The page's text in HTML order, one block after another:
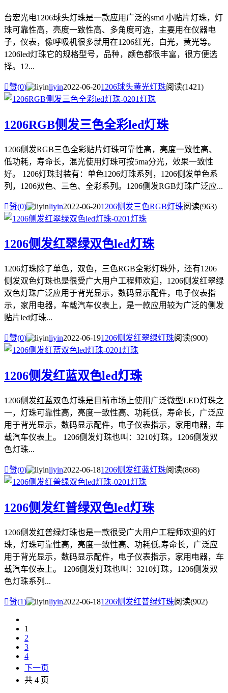
台宏光电1206球头灯珠是一款应用广泛的smd 小贴片灯珠，灯
珠可靠性高，亮度一致性高、多角度可选，主要用在仪器电
子，仪表，像呼吸机很多就用在1206红光，白光，黄光等。
1206led灯珠它的规格型号，品种，颜色都很丰富，很方便选
择。12...
赞(0) liyin2022-06-201206球头黄光灯珠阅读(1421)
1206RGB侧发三色全彩led灯珠
1206侧发RGB三色全彩贴片灯珠可靠性高，亮度一致性高、
低功耗，寿命长，混光使用灯珠可按5ma分光，效果一致性
好。 1206灯珠封装有：单色1206灯珠系列，1206侧发单色系
列，1206双色、三色、全彩系列。1206侧发RGB灯珠广泛应...
赞(0) liyin2022-06-201206侧发三色RGB灯珠阅读(963)
1206侧发红翠绿双色led灯珠
1206灯珠除了单色，双色，三色RGB全彩灯珠外，还有1206
侧发双色灯珠也是很受广大用户工程师欢迎，1206侧发红翠绿
双色灯珠广泛应用于背光显示，数码显示配件，电子仪表指
示，家用电器，车载汽车仪表上，是一款应用较为广泛的侧发
贴片led灯珠...
赞(0) liyin2022-06-191206侧发红翠绿灯珠阅读(900)
1206侧发红蓝双色led灯珠
1206侧发红蓝双色灯珠是目前市场上使用广泛微型LED灯珠之
一，灯珠可靠性高，亮度一致性高、功耗低，寿命长，广泛应
用于背光显示，数码显示配件，电子仪表指示，家用电器，车
载汽车仪表上。 1206侧发灯珠也叫：3210灯珠，1206侧发双
色灯珠...
赞(0) liyin2022-06-181206侧发红蓝灯珠阅读(868)
1206侧发红普绿双色led灯珠
1206侧发红普绿灯珠也是一款很受广大用户工程师欢迎的灯
珠，灯珠可靠性高，亮度一致性高、功耗低,寿命长，广泛应
用于背光显示，数码显示配件，电子仪表指示，家用电器，车
载汽车仪表上。 1206侧发灯珠也叫：3210灯珠，1206侧发双
色灯珠系列...
赞(1) liyin2022-06-181206侧发红普绿灯珠阅读(902)
1
2
3
4
下一页
共 4 页